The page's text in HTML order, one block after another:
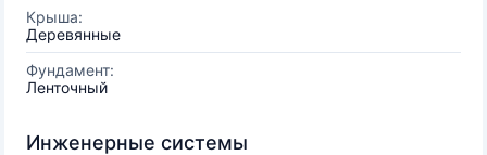
Крыша:
Деревянные
Фундамент:
Ленточный
Инженерные системы